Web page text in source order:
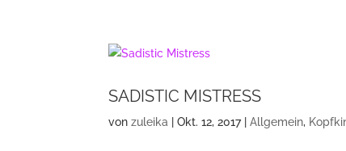
SADISTIC MISTRESS
vonzuleika |Okt. 12, 2017|Allgemein,